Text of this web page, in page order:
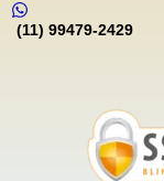
(11) 99479-2429